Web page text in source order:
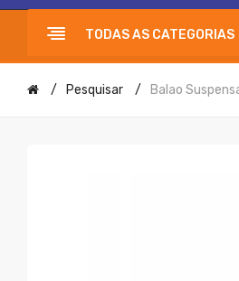
TODAS AS CATEGORIAS
Pesquisar Balao